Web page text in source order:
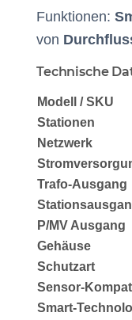
Funktionen:
von
Technische
Modell / SKU
Stationen
Netzwerk
Trafo-Ausgang
P/MV Ausgang
Gehäuse
Schutzart
Sensor-
Smart-